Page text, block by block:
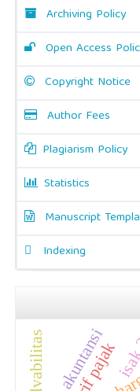
Archiving Policy
Open Access
Copyright Notice
Author Fees
Plagiarism Policy
Statistics
Manuscript
Indexing
tarif pajak
solvabilitas